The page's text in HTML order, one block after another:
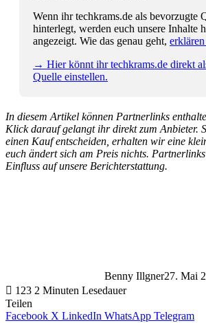
Wenn ihr techkrams.de als bevorzugte
hinterlegt, werden euch unsere Inhalte
angezeigt. Wie das genau geht,
→ Hier könnt ihr techkrams.de direkt
Quelle einstellen.
In diesem Artikel können Partnerlinks
Klick darauf gelangt ihr direkt zum Anbieter.
einen Kauf entscheiden, erhalten wir eine
euch ändert sich am Preis nichts.
Einfluss auf unsere Berichterstattung.
Benny Illgner27. Mai
123 2 Minuten Lesedauer
Teilen
Facebook X LinkedIn WhatsApp Telegram